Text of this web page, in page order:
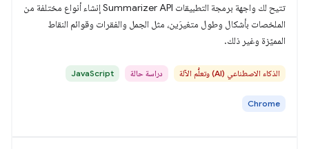
تتيح لك واجهة برمجة التطبيقات Summarizer API إنشاء أنواع مختلفة من
الملخصات بأشكال وطول متغيرَين، مثل الجمل والفقرات وقوائم النقاط
المميّزة وغير ذلك.
الذكاء الاصطناعي (AI) وتعلُّم الآلة دراسة حالة JavaScript
Chrome